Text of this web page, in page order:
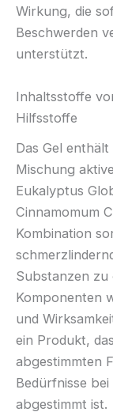
Wirkung, die
Beschwerden
unterstützt.
Inhaltsstoffe
Hilfsstoffe
Das Gel
Mischung
Eukalyptus
Cinnamomum
Kombination
Substanzen zu
Komponenten
und
ein Produkt,
abgestimmten
Bedürfnisse
abgestimmt ist.